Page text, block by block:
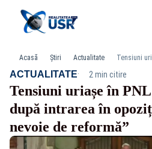
Acasă Știri Actualitate
ACTUALITATE· 2 min citire
Tensiuni uriașe în
după intrarea în
nevoie de reformă”